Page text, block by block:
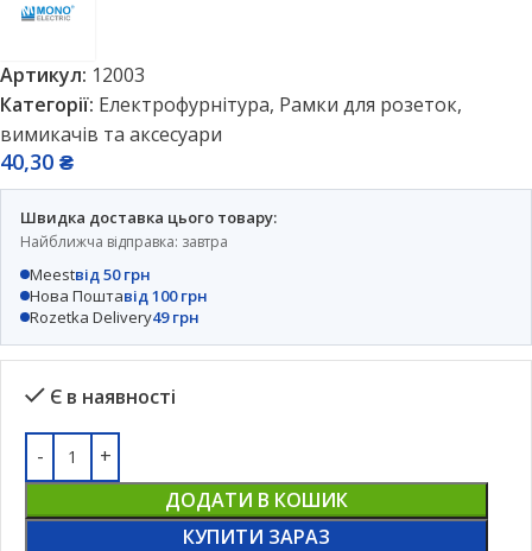
Артикул: 12003
Категорії: Електрофурнітура, Рамки для розеток,
вимикачів та аксесуари
40,30 ₴
Швидка доставка цього товару:
Найближча відправка: завтра
Meestвід 50 грн
Нова Поштавід 100 грн
Rozetka Delivery49 грн
Є в наявності
ДОДАТИ В КОШИК
КУПИТИ ЗАРАЗ